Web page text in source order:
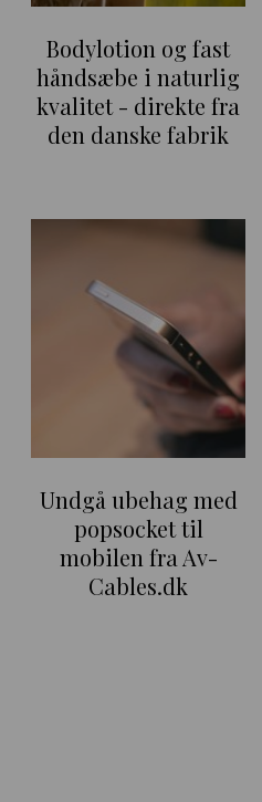
Bodylotion og fast
håndsæbe i naturlig
kvalitet - direkte fra
den danske fabrik
Undgå ubehag med
popsocket til
mobilen fra Av-
Cables.dk